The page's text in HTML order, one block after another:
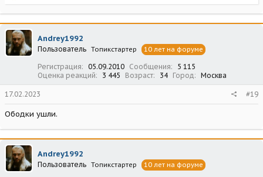
а
к
ц
и
и
Andrey1992
Пользователь Топикстартер 10 лет на форуме
Регистрация 05.09.2010 Сообщения
5 115
Оценка реакций
3 445 Возраст 34 Город Москва
17.02.2023 #19
Ободки ушли.
Andrey1992
Пользователь Топикстартер 10 лет на форуме